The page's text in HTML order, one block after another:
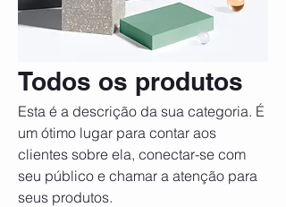
Todos os produtos
Esta é a descrição da sua categoria. É
um ótimo lugar para contar aos
clientes sobre ela, conectar-se com
seu público e chamar a atenção para
seus produtos.